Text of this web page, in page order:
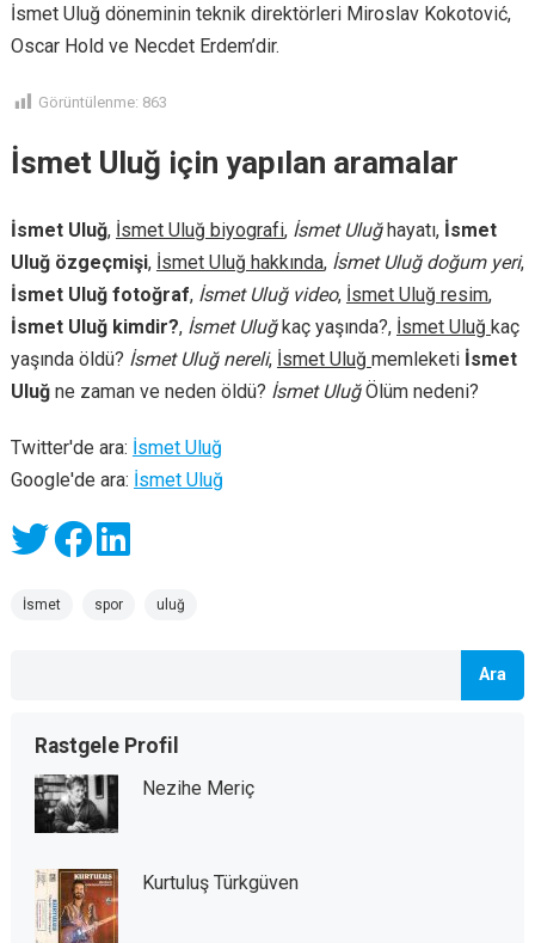
İsmet Uluğ döneminin teknik direktörleri Miroslav Kokotović,
Oscar Hold ve Necdet Erdem’dir.
Görüntülenme: 863
İsmet Uluğ için yapılan aramalar
İsmet Uluğ, İsmet Uluğ biyografi, İsmet Uluğhayatı, İsmet
Uluğ özgeçmişi, İsmet Uluğ hakkında, İsmet Uluğ doğum yeri,
İsmet Uluğ fotoğraf, İsmet Uluğ video, İsmet Uluğ resim,
İsmet Uluğ kimdir?, İsmet Uluğkaç yaşında?, İsmet Uluğ kaç
yaşında öldü? İsmet Uluğ nereli, İsmet Uluğ memleketi İsmet
Uluğne zaman ve neden öldü? İsmet UluğÖlüm nedeni?
Twitter'de ara: İsmet Uluğ
Google'de ara: İsmet Uluğ
İsmet spor uluğ
Ara
Rastgele Profil
Nezihe Meriç
Kurtuluş Türkgüven